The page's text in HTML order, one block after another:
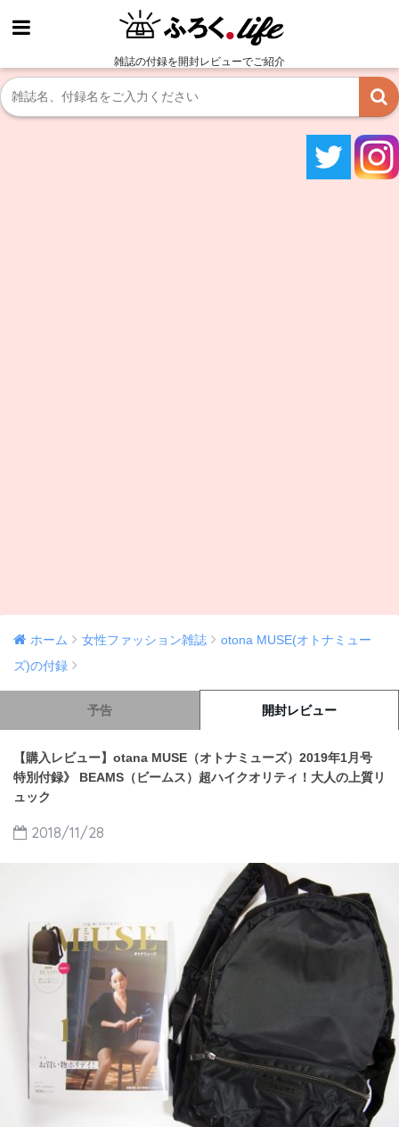
雑誌の付録を開封レビューでご紹介
ホーム 女性ファッション雑誌
otona MUSE(オトナミュー
ズ)の付録
予告 開封レビュー
【購入レビュー】otana MUSE（オトナミューズ）2019年1月号
特別付録》 BEAMS（ビームス）超ハイクオリティ！大人の上質リ
ュック
2018/11/28